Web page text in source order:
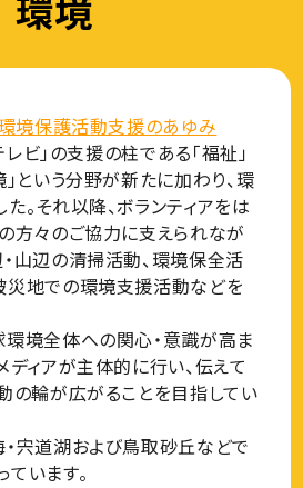
境保護活動支援のあゆみ
ビ」の支援の柱である「福祉」
」という分野が新たに加わり、環
。それ以降、ボランティアをは
方々のご協力に支えられなが
山辺の清掃活動、環境保全活
災地での環境支援活動などを
環境全体への関心・意識が高ま
ディアが主体的に行い、伝えて
の輪が広がることを目指してい
宍道湖および鳥取砂丘などで
います。